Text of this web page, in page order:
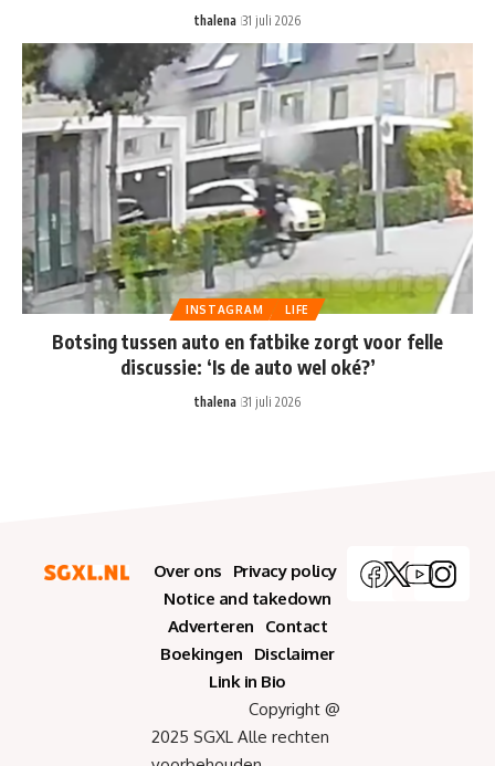
thalena 31 juli 2026
INSTAGRAM LIFE
Botsing tussen auto en fatbike zorgt voor felle
discussie: ‘Is de auto wel oké?’
thalena 31 juli 2026
Over ons
Privacy policy
Notice and takedown
Adverteren
Contact
Boekingen
Disclaimer
Link in Bio
Copyright @
2025 SGXL Alle rechten